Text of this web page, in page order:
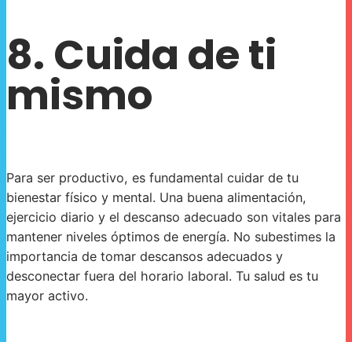
8. Cuida de ti
mismo
Para ser productivo, es fundamental cuidar de tu
bienestar físico y mental. Una buena alimentación,
ejercicio diario y el descanso adecuado son vitales para
mantener niveles óptimos de energía. No subestimes la
importancia de tomar descansos adecuados y
desconectar fuera del horario laboral. Tu salud es tu
mayor activo.